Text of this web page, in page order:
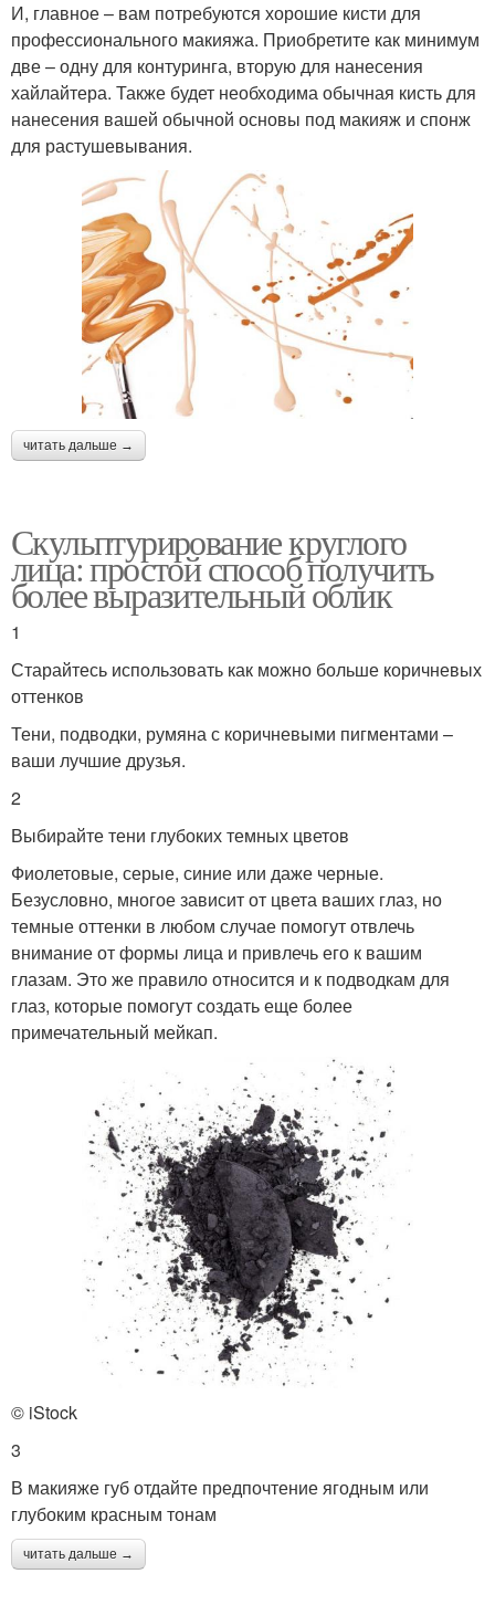
И, главное – вам потребуются хорошие кисти для
профессионального макияжа. Приобретите как минимум
две – одну для контуринга, вторую для нанесения
хайлайтера. Также будет необходима обычная кисть для
нанесения вашей обычной основы под макияж и спонж
для растушевывания.
читать дальше →
Скульптурирование круглого
лица: простой способ получить
более выразительный облик
1
Старайтесь использовать как можно больше коричневых
оттенков
Тени, подводки, румяна с коричневыми пигментами –
ваши лучшие друзья.
2
Выбирайте тени глубоких темных цветов
Фиолетовые, серые, синие или даже черные.
Безусловно, многое зависит от цвета ваших глаз, но
темные оттенки в любом случае помогут отвлечь
внимание от формы лица и привлечь его к вашим
глазам. Это же правило относится и к подводкам для
глаз, которые помогут создать еще более
примечательный мейкап.
© iStock
3
В макияже губ отдайте предпочтение ягодным или
глубоким красным тонам
читать дальше →